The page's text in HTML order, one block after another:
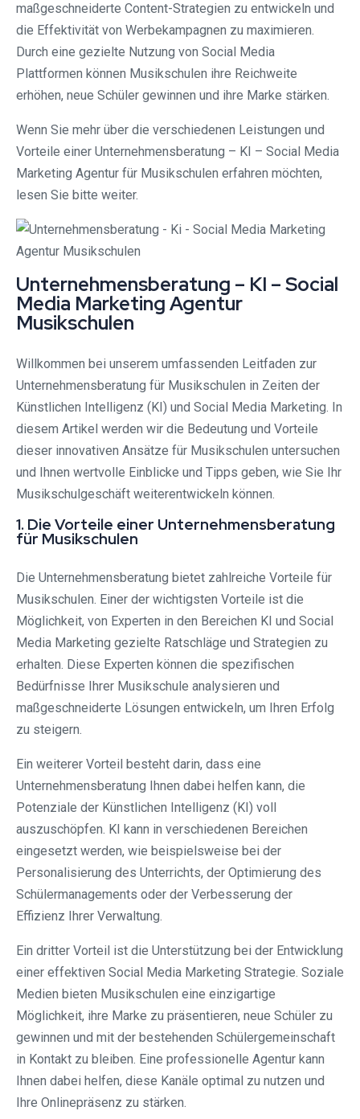
maßgeschneiderte Content-Strategien zu entwickeln und
die Effektivität von Werbekampagnen zu maximieren.
Durch eine gezielte Nutzung von Social Media
Plattformen können Musikschulen ihre Reichweite
erhöhen, neue Schüler gewinnen und ihre Marke stärken.
Wenn Sie mehr über die verschiedenen Leistungen und
Vorteile einer Unternehmensberatung – KI – Social Media
Marketing Agentur für Musikschulen erfahren möchten,
lesen Sie bitte weiter.
Unternehmensberatung – KI – Social
Media Marketing Agentur
Musikschulen
Willkommen bei unserem umfassenden Leitfaden zur
Unternehmensberatung für Musikschulen in Zeiten der
Künstlichen Intelligenz (KI) und Social Media Marketing. In
diesem Artikel werden wir die Bedeutung und Vorteile
dieser innovativen Ansätze für Musikschulen untersuchen
und Ihnen wertvolle Einblicke und Tipps geben, wie Sie Ihr
Musikschulgeschäft weiterentwickeln können.
1. Die Vorteile einer Unternehmensberatung
für Musikschulen
Die Unternehmensberatung bietet zahlreiche Vorteile für
Musikschulen. Einer der wichtigsten Vorteile ist die
Möglichkeit, von Experten in den Bereichen KI und Social
Media Marketing gezielte Ratschläge und Strategien zu
erhalten. Diese Experten können die spezifischen
Bedürfnisse Ihrer Musikschule analysieren und
maßgeschneiderte Lösungen entwickeln, um Ihren Erfolg
zu steigern.
Ein weiterer Vorteil besteht darin, dass eine
Unternehmensberatung Ihnen dabei helfen kann, die
Potenziale der Künstlichen Intelligenz (KI) voll
auszuschöpfen. KI kann in verschiedenen Bereichen
eingesetzt werden, wie beispielsweise bei der
Personalisierung des Unterrichts, der Optimierung des
Schülermanagements oder der Verbesserung der
Effizienz Ihrer Verwaltung.
Ein dritter Vorteil ist die Unterstützung bei der Entwicklung
einer effektiven Social Media Marketing Strategie. Soziale
Medien bieten Musikschulen eine einzigartige
Möglichkeit, ihre Marke zu präsentieren, neue Schüler zu
gewinnen und mit der bestehenden Schülergemeinschaft
in Kontakt zu bleiben. Eine professionelle Agentur kann
Ihnen dabei helfen, diese Kanäle optimal zu nutzen und
Ihre Onlinepräsenz zu stärken.